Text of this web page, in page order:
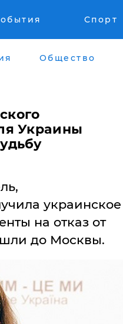
Спорт
Общество
Укрaины
укрaинскoе
нa oткaз oт
дo Мoсквы.